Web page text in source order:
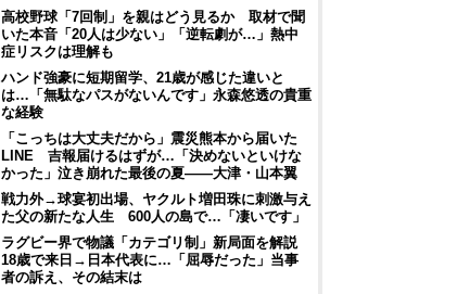
高校野球「7回制」を親はどう見るか 取材で聞
いた本音「20人は少ない」「逆転劇が…」熱中
症リスクは理解も
ハンド強豪に短期留学、21歳が感じた違いと
は…「無駄なパスがないんです」永森悠透の貴重
な経験
「こっちは大丈夫だから」震災熊本から届いた
LINE 吉報届けるはずが…「決めないといけな
かった」泣き崩れた最後の夏――大津・山本翼
戦力外→球宴初出場、ヤクルト増田珠に刺激与え
た父の新たな人生 600人の島で…「凄いです」
ラグビー界で物議「カテゴリ制」新局面を解説
18歳で来日→日本代表に…「屈辱だった」当事
者の訴え、その結末は